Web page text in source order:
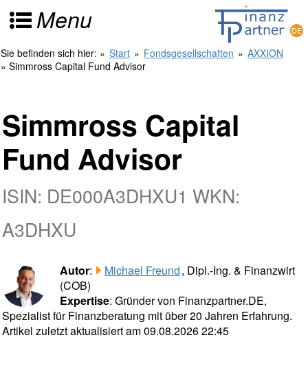
Menu
Sie befinden sich hier: » Start » Fondsgesellschaften » AXXION
» Simmross Capital Fund Advisor
Simmross Capital
Fund Advisor
ISIN: DE000A3DHXU1 WKN:
A3DHXU
Autor: Michael Freund, Dipl.-Ing. & Finanzwirt
(COB)
Expertise: Gründer von Finanzpartner.DE,
Spezialist für Finanzberatung mit über 20 Jahren Erfahrung.
Artikel zuletzt aktualisiert am 09.08.2026 22:45